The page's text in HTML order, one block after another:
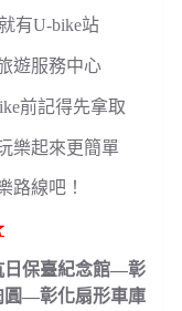
有U-bike站
遊服務中心
前記得先拿取
樂起來更簡單
路線吧！
保臺紀念館—彰
—彰化扇形車庫